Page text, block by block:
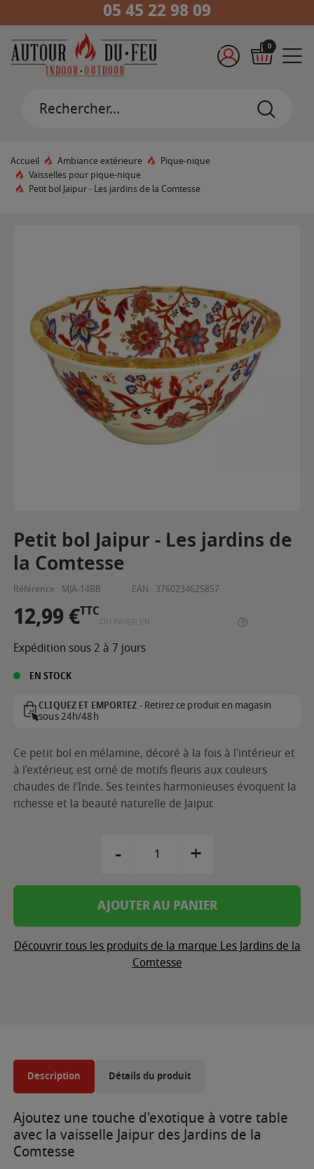
05 45 22 98 09
0
Accueil Ambiance extérieure
Pique-nique
Vaisselles pour pique-nique
Petit bol Jaipur - Les jardins de la Comtesse
Petit bol Jaipur - Les jardins de
la Comtesse
Référence : MJA-14BB EAN : 3760234625857
12,99 €TTC
OU PAYER EN
Expédition sous 2 à 7 jours
EN STOCK
CLIQUEZ ET EMPORTEZ -Retirez ce produit en magasin
sous 24h/48h
Ce petit bol en mélamine, décoré à la fois à l'intérieur et
à l'extérieur, est orné de motifs fleuris aux couleurs
chaudes de l’Inde. Ses teintes harmonieuses évoquent la
richesse et la beauté naturelle de Jaipur.
- +
AJOUTER AU PANIER
Découvrir tous les produits de la marque Les Jardins de la
Comtesse
Description Détails du produit
Ajoutez une touche d'exotique à votre table
avec la vaisselle Jaipur des Jardins de la
Comtesse